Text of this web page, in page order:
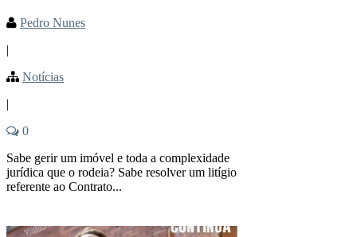
Pedro Nunes
|
Notícias
|
0
Sabe gerir um imóvel e toda a complexidade
jurídica que o rodeia? Sabe resolver um litígio
referente ao Contrato...